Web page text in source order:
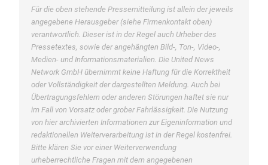
Für die oben stehende Pressemitteilung ist allein der jeweils
angegebene Herausgeber (siehe Firmenkontakt oben)
verantwortlich. Dieser ist in der Regel auch Urheber des
Pressetextes, sowie der angehängten Bild-, Ton-, Video-,
Medien- und Informationsmaterialien. Die United News
Network GmbH übernimmt keine Haftung für die Korrektheit
oder Vollständigkeit der dargestellten Meldung. Auch bei
Übertragungsfehlern oder anderen Störungen haftet sie nur
im Fall von Vorsatz oder grober Fahrlässigkeit. Die Nutzung
von hier archivierten Informationen zur Eigeninformation und
redaktionellen Weiterverarbeitung ist in der Regel kostenfrei.
Bitte klären Sie vor einer Weiterverwendung
urheberrechtliche Fragen mit dem angegebenen